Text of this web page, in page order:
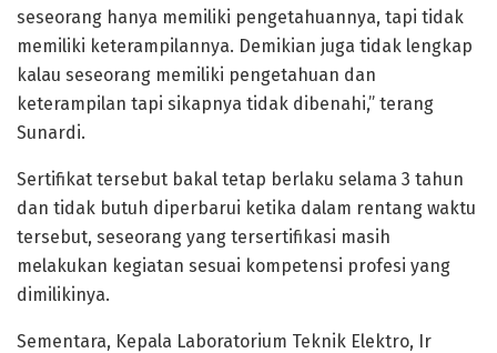
seseorang hanya memiliki pengetahuannya, tapi tidak
memiliki keterampilannya. Demikian juga tidak lengkap
kalau seseorang memiliki pengetahuan dan
keterampilan tapi sikapnya tidak dibenahi,” terang
Sunardi.
Sertifikat tersebut bakal tetap berlaku selama 3 tahun
dan tidak butuh diperbarui ketika dalam rentang waktu
tersebut, seseorang yang tersertifikasi masih
melakukan kegiatan sesuai kompetensi profesi yang
dimilikinya.
Sementara, Kepala Laboratorium Teknik Elektro, Ir